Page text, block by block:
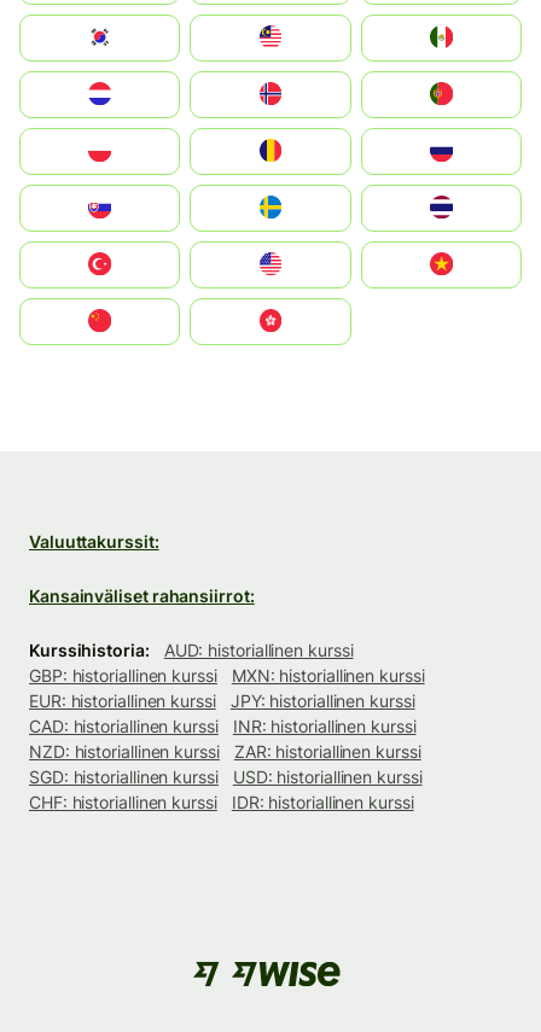
South Korea
United States
中國香港特別行政區
Valuuttakurssit:
Kansainväliset rahansiirrot:
Kurssihistoria:
AUD: historiallinen kurssi
GBP: historiallinen kurssi
MXN: historiallinen kurssi
EUR: historiallinen kurssi
JPY: historiallinen kurssi
CAD: historiallinen kurssi
INR: historiallinen kurssi
NZD: historiallinen kurssi
ZAR: historiallinen kurssi
SGD: historiallinen kurssi
USD: historiallinen kurssi
CHF: historiallinen kurssi
IDR: historiallinen kurssi